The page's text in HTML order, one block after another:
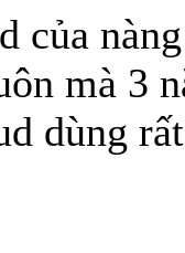
của
mà 3
dùng